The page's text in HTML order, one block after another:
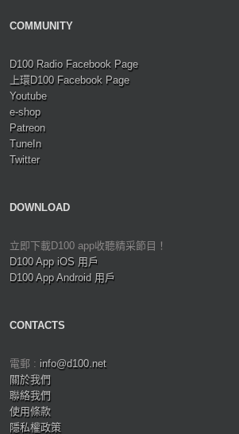
COMMUNITY
D100 Radio Facebook Page
上環D100 Facebook Page
Youtube
e-shop
Patreon
TuneIn
Twitter
DOWNLOAD
立即下載D100 app收聽精采節目！
D100 App iOS 用戶
D100 App Android 用戶
CONTACTS
電郵 : info@d100.net
關於我們
聯絡我們
使用條款
隱私權政策